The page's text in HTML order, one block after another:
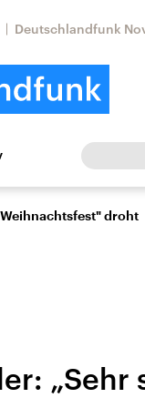
Deutschlandfunk
Iran
Aktuelle Lage und
droht
„Sehr